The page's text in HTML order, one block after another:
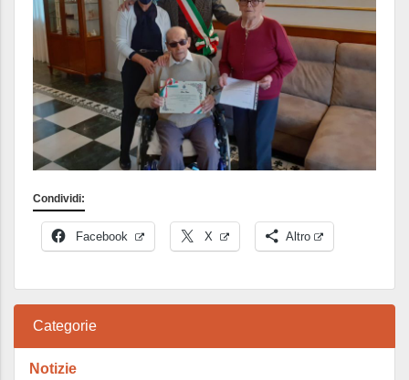
Condividi:
Facebook X Altro
Categorie
Notizie